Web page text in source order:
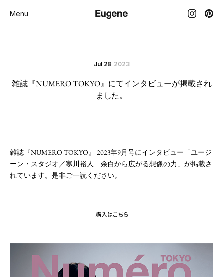
Menu
Jul 28 2023
雑誌『NUMERO TOKYO』にてインタビューが掲載され
ました。
雑誌『NUMERO TOKYO』 2023年9月号にインタビュー「ユージ
ーン・スタジオ／寒川裕人 余白から広がる想像の力」が掲載さ
れています。是非ご一読ください。
購入はこちら